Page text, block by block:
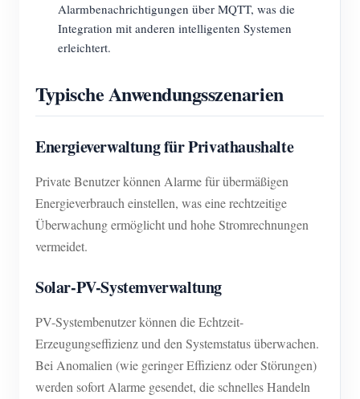
Alarmbenachrichtigungen über MQTT, was die
Integration mit anderen intelligenten Systemen
erleichtert.
Typische Anwendungsszenarien
Energieverwaltung für Privathaushalte
Private Benutzer können Alarme für übermäßigen
Energieverbrauch einstellen, was eine rechtzeitige
Überwachung ermöglicht und hohe Stromrechnungen
vermeidet.
Solar-PV-Systemverwaltung
PV-Systembenutzer können die Echtzeit-
Erzeugungseffizienz und den Systemstatus überwachen.
Bei Anomalien (wie geringer Effizienz oder Störungen)
werden sofort Alarme gesendet, die schnelles Handeln